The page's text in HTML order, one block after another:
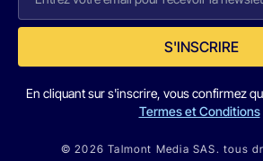
S'INSCRIRE
En cliquant sur s'inscrire, vous confirmez
Termes et Conditions
© 2026 Talmont Media SAS. tous